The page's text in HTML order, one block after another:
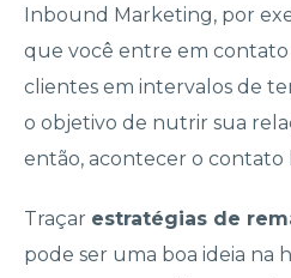
Inbound Marketing, por
que você entre em contato
clientes em intervalos de
o objetivo de nutrir sua
então, acontecer o contato
Traçar estratégias de
pode ser uma boa ideia na